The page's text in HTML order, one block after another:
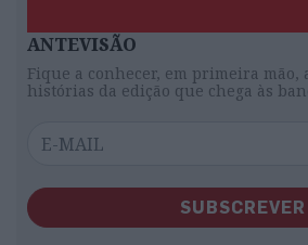
ANTEVISÃO
Fique a conhecer, em primeira mão,
histórias da edição que chega às
SUBSCREVER